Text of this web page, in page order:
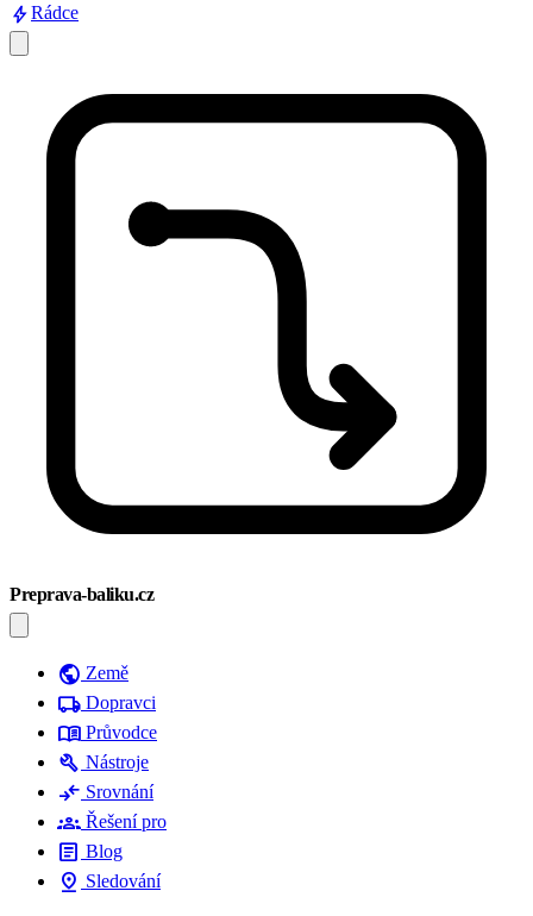
boltRádce
Preprava-baliku.cz
public Země
local_shipping Dopravci
menu_book Průvodce
build Nástroje
compare_arrows Srovnání
groups Řešení pro
article Blog
pin_drop Sledování